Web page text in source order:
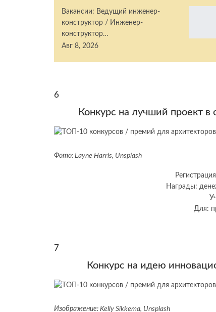
Вакансии: Ведущий инженер-
конструктор / Инженер-
конструктор…
Авг 8, 2026
6
Конкурс на лучший проект
Фото: Layne Harris, Unsplash
Награды:
Для:
7
Конкурс на идею
Изображение: Kelly Sikkema, Unsplash